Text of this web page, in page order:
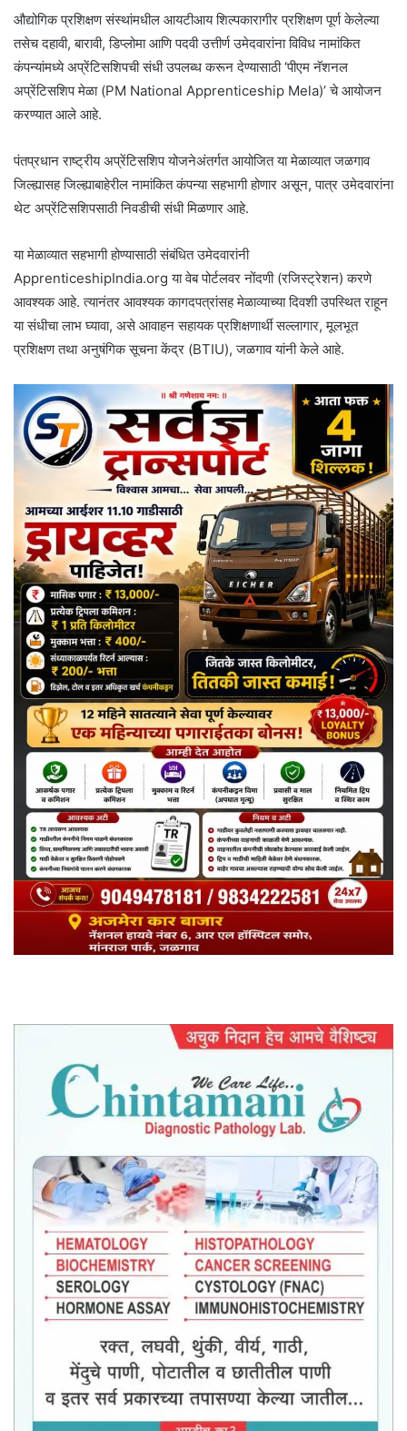
औद्योगिक प्रशिक्षण संस्थांमधील आयटीआय शिल्पकारागीर प्रशिक्षण पूर्ण केलेल्या
तसेच दहावी, बारावी, डिप्लोमा आणि पदवी उत्तीर्ण उमेदवारांना विविध नामांकित
कंपन्यांमध्ये अप्रेंटिसशिपची संधी उपलब्ध करून देण्यासाठी ‘पीएम नॅशनल
अप्रेंटिसशिप मेळा (PM National Apprenticeship Mela)’ चे आयोजन
करण्यात आले आहे.
पंतप्रधान राष्ट्रीय अप्रेंटिसशिप योजनेअंतर्गत आयोजित या मेळाव्यात जळगाव
जिल्ह्यासह जिल्ह्याबाहेरील नामांकित कंपन्या सहभागी होणार असून, पात्र उमेदवारांना
थेट अप्रेंटिसशिपसाठी निवडीची संधी मिळणार आहे.
या मेळाव्यात सहभागी होण्यासाठी संबंधित उमेदवारांनी
ApprenticeshipIndia.org या वेब पोर्टलवर नोंदणी (रजिस्ट्रेशन) करणे
आवश्यक आहे. त्यानंतर आवश्यक कागदपत्रांसह मेळाव्याच्या दिवशी उपस्थित राहून
या संधीचा लाभ घ्यावा, असे आवाहन सहायक प्रशिक्षणार्थी सल्लागार, मूलभूत
प्रशिक्षण तथा अनुषंगिक सूचना केंद्र (BTIU), जळगाव यांनी केले आहे.